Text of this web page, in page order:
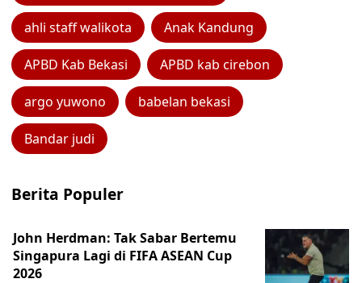
ahli staff walikota Anak Kandung
APBD Kab Bekasi APBD kab cirebon
argo yuwono babelan bekasi
Bandar judi
Berita Populer
John Herdman: Tak Sabar Bertemu
Singapura Lagi di FIFA ASEAN Cup
2026